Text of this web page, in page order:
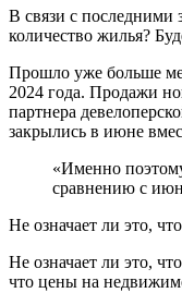
В связи с последними
количество жилья?
Прошло уже больше
2024 года. Продажи
партнера
закрылись в июне
«Именно
сравнению с
Не означает ли это,
Не означает ли это,
что цены на